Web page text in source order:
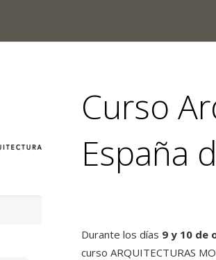
Curso
España
Durante los días 9 y 10 de
curso ARQUITECTURAS